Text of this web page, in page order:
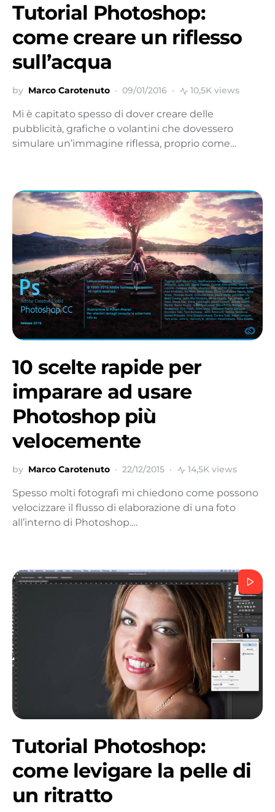
Tutorial Photoshop:
come creare un riflesso
sull’acqua
by Marco Carotenuto 09/01/2016 10,5K views
Mi è capitato spesso di dover creare delle
pubblicità, grafiche o volantini che dovessero
simulare un’immagine riflessa, proprio come…
10 scelte rapide per
imparare ad usare
Photoshop più
velocemente
by Marco Carotenuto 22/12/2015 14,5K views
Spesso molti fotografi mi chiedono come possono
velocizzare il flusso di elaborazione di una foto
all’interno di Photoshop.…
Tutorial Photoshop:
come levigare la pelle di
un ritratto